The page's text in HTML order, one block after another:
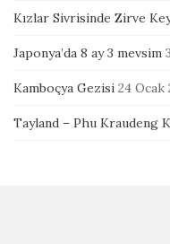
Kızlar Sivrisinde Zirve
Japonya’da 8 ay 3 mevsim
Kamboçya Gezisi 24 Ocak
Tayland – Phu Kraudeng